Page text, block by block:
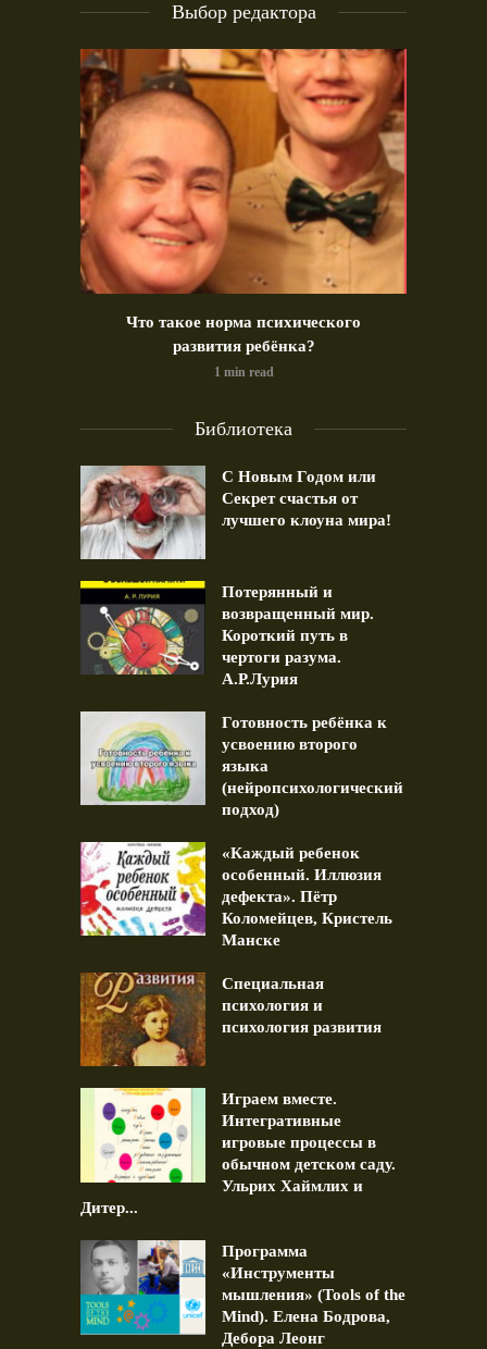
Выбор редактора
Что такое норма психического
развития ребёнка?
1 min read
Библиотека
С Новым Годом или
Секрет счастья от
лучшего клоуна мира!
Потерянный и
возвращенный мир.
Короткий путь в
чертоги разума.
А.Р.Лурия
Готовность ребёнка к
усвоению второго
языка
(нейропсихологический
подход)
«Каждый ребенок
особенный. Иллюзия
дефекта». Пётр
Коломейцев, Кристель
Манске
Специальная
психология и
психология развития
Играем вместе.
Интегративные
игровые процессы в
обычном детском саду.
Ульрих Хаймлих и
Дитер...
Программа
«Инструменты
мышления» (Tools of the
Mind). Елена Бодрова,
Дебора Леонг